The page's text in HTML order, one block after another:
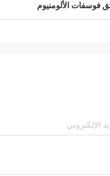
فوسفات الألومنيوم